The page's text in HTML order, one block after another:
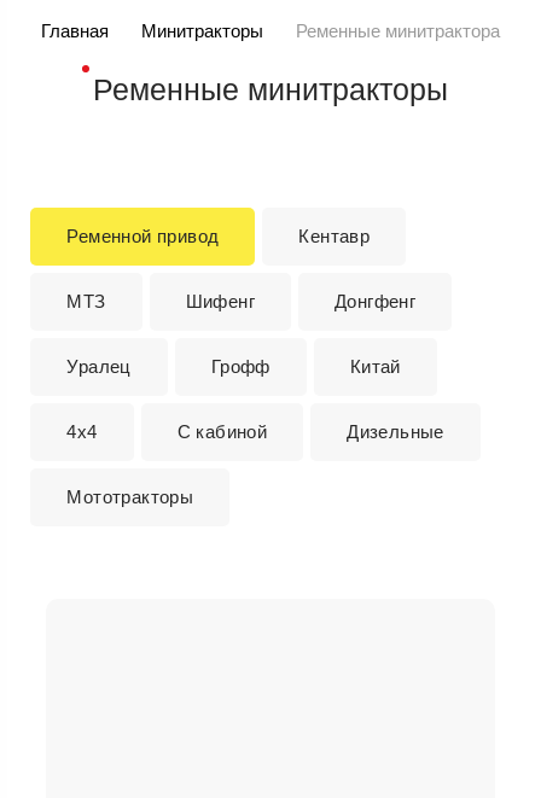
Главная Минитракторы Ременные минитрактора
Ременные минитракторы
Ременной привод Кентавр
МТЗ Шифенг Донгфенг
Уралец Грофф Китай
4x4 С кабиной Дизельные
Мототракторы